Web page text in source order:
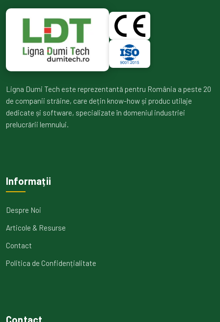
Ligna Dumi Tech este reprezentantă pentru România a peste 20
de companii străine, care dețin know-how și produc utilaje
dedicate și software, specializate în domeniul industriei
prelucrării lemnului.
Informații
Despre Noi
Articole & Resurse
Contact
Politica de Confidențialitate
Contact